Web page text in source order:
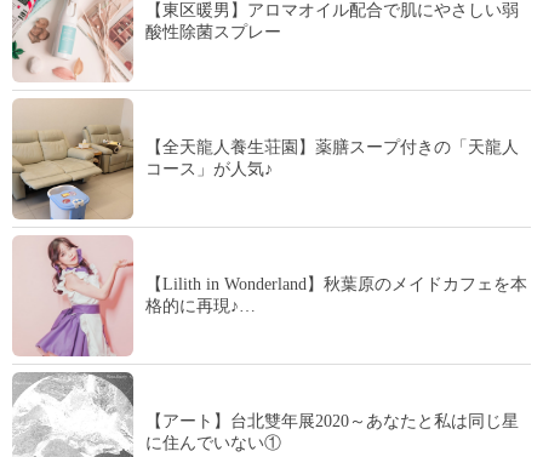
【東区暖男】アロマオイル配合で肌にやさしい弱
酸性除菌スプレー
【全天龍人養生荘園】薬膳スープ付きの「天龍人
コース」が人気♪
【Lilith in Wonderland】秋葉原のメイドカフェを本
格的に再現♪…
【アート】台北雙年展2020～あなたと私は同じ星
に住んでいない①